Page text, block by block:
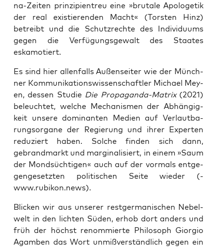
na-Zei­ten prin­zi­pi­en­treu eine »bru­ta­le Apo­loge­tik
der real exis­tie­ren­den Macht« (Tors­ten Hinz)
betreibt und die Schutz­rech­te des Indi­vi­du­ums
gegen die Ver­fü­gungs­ge­walt des Staa­tes
eskamotiert.
Es sind hier allen­falls Außen­sei­ter wie der Münch­
ner Kom­mu­ni­ka­ti­ons­wis­sen­schaft­ler Micha­el Mey­
en, des­sen Stu­die Die Pro­pa­gan­da-Matrix(2021)
beleuch­tet, wel­che Mecha­nis­men der Abhän­gig­
keit unse­re domi­nan­ten Medi­en auf Ver­laut­ba­
rungs­or­ga­ne der Regie­rung und ihrer Exper­ten
redu­ziert haben. Sol­che fin­den sich dann,
gebrand­markt und mar­gi­na­li­siert, in einem »Saum
der Mond­süch­ti­gen« auch auf der vor­mals ent­ge­
gen­ge­setz­ten poli­ti­schen Sei­te wie­der (­
www.rubikon.news).
Bli­cken wir aus unse­rer rest­ger­ma­ni­schen Nebel­
welt in den lich­ten ­Süden, erhob dort anders und
früh der höchst renom­mier­te Phi­lo­soph ­Gior­gio
Agam­ben das Wort unmiß­ver­ständ­lich gegen ein